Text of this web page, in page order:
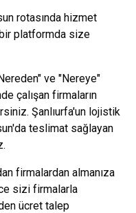
rotasında hizmet
platformda size
ve "Nereye"
çalışan firmaların
Şanlıurfa'un lojistik
'da teslimat sağlayan
firmalardan almanıza
sizi firmalarla
ücret talep